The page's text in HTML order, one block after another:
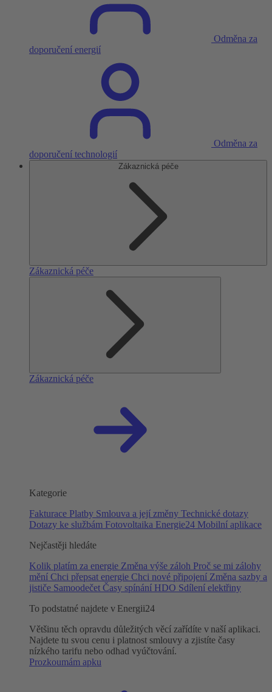
Odměna za
doporučení energií
Odměna za
doporučení technologií
Zákaznická péče
Zákaznická péče
Zákaznická péče
Kategorie
Fakturace Platby Smlouva a její změny Technické dotazy
Dotazy ke službám Fotovoltaika Energie24 Mobilní aplikace
Nejčastěji hledáte
Kolik platím za energie Změna výše záloh Proč se mi zálohy
mění Chci přepsat energie Chci nové připojení Změna sazby a
jističe Samoodečet Časy spínání HDO Sdílení elektřiny
To podstatné najdete v Energii24
Většinu těch opravdu důležitých věcí zařídíte v naší aplikaci.
Najdete tu svou cenu i platnost smlouvy a zjistíte časy
nízkého tarifu nebo odhad vyúčtování.
Prozkoumám apku